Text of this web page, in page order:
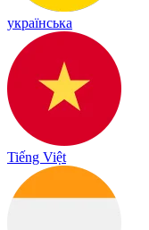
українська
Tiếng Việt